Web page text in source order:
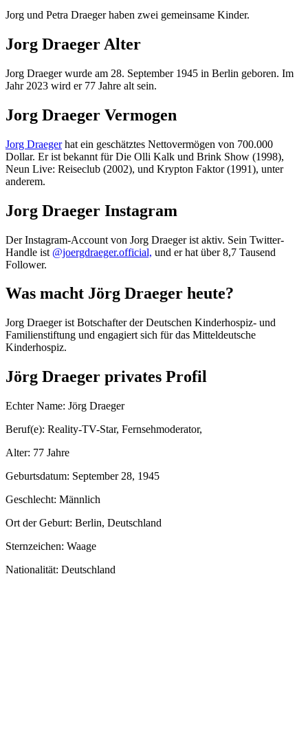
Jorg und Petra Draeger haben zwei gemeinsame Kinder.
Jorg Draeger Alter
Jorg Draeger wurde am 28. September 1945 in Berlin geboren. Im
Jahr 2023 wird er 77 Jahre alt sein.
Jorg Draeger Vermogen
Jorg Draegerhat ein geschätztes Nettovermögen von 700.000
Dollar. Er ist bekannt für Die Olli Kalk und Brink Show (1998),
Neun Live: Reiseclub (2002), und Krypton Faktor (1991), unter
anderem.
Jorg Draeger Instagram
Der Instagram-Account von Jorg Draeger ist aktiv. Sein Twitter-
Handle ist @joergdraeger.official, und er hat über 8,7 Tausend
Follower.
Was macht Jörg Draeger heute?
Jorg Draeger ist Botschafter der Deutschen Kinderhospiz- und
Familienstiftung und engagiert sich für das Mitteldeutsche
Kinderhospiz.
Jörg Draeger privates Profil
Echter Name: Jörg Draeger
Beruf(e): Reality-TV-Star, Fernsehmoderator,
Alter: 77 Jahre
Geburtsdatum: September 28, 1945
Geschlecht: Männlich
Ort der Geburt: Berlin, Deutschland
Sternzeichen: Waage
Nationalität: Deutschland